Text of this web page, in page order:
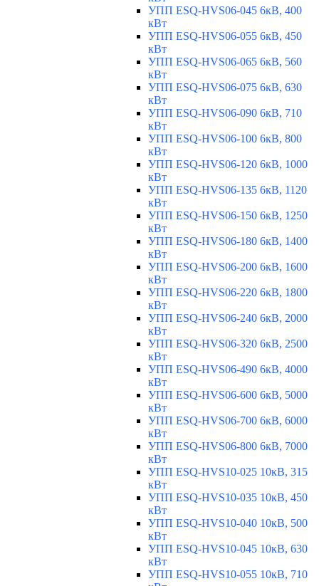
УПП ESQ-HVS06-045 6кВ, 400
кВт
УПП ESQ-HVS06-055 6кВ, 450
кВт
УПП ESQ-HVS06-065 6кВ, 560
кВт
УПП ESQ-HVS06-075 6кВ, 630
кВт
УПП ESQ-HVS06-090 6кВ, 710
кВт
УПП ESQ-HVS06-100 6кВ, 800
кВт
УПП ESQ-HVS06-120 6кВ, 1000
кВт
УПП ESQ-HVS06-135 6кВ, 1120
кВт
УПП ESQ-HVS06-150 6кВ, 1250
кВт
УПП ESQ-HVS06-180 6кВ, 1400
кВт
УПП ESQ-HVS06-200 6кВ, 1600
кВт
УПП ESQ-HVS06-220 6кВ, 1800
кВт
УПП ESQ-HVS06-240 6кВ, 2000
кВт
УПП ESQ-HVS06-320 6кВ, 2500
кВт
УПП ESQ-HVS06-490 6кВ, 4000
кВт
УПП ESQ-HVS06-600 6кВ, 5000
кВт
УПП ESQ-HVS06-700 6кВ, 6000
кВт
УПП ESQ-HVS06-800 6кВ, 7000
кВт
УПП ESQ-HVS10-025 10кВ, 315
кВт
УПП ESQ-HVS10-035 10кВ, 450
кВт
УПП ESQ-HVS10-040 10кВ, 500
кВт
УПП ESQ-HVS10-045 10кВ, 630
кВт
УПП ESQ-HVS10-055 10кВ, 710